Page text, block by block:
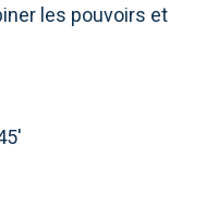
les pouvoirs et